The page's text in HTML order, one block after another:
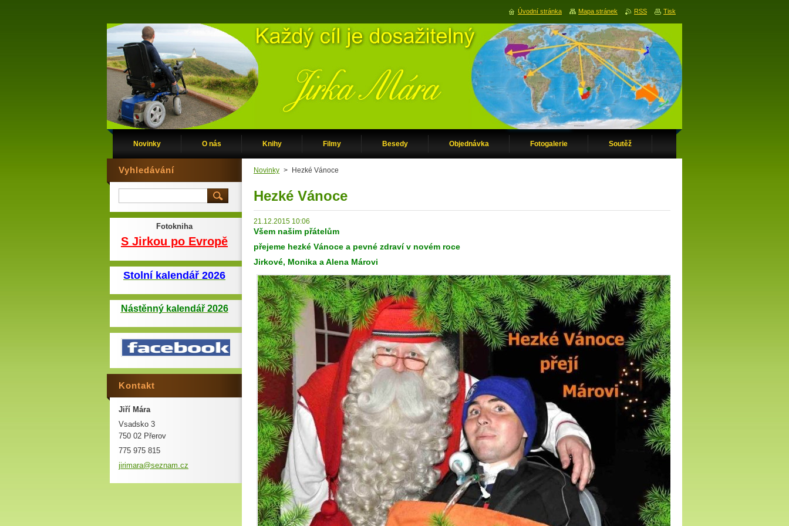
Novinky O nás Knihy Filmy Besedy Objednávka Fotogalerie Soutěž
Novinky > Hezké Vánoce
Hezké Vánoce
21.12.2015 10:06
Všem našim přátelům
přejeme hezké Vánoce a pevné zdraví v novém roce
Jirkové, Monika a Alena Márovi
Vyhledávání
Fotokniha
S Jirkou po Evropě
Stolní kalendář 2026
Nástěnný kalendář 2026
Kontakt
Jiří Mára
Vsadsko 3
750 02 Přerov
775 975 815
jirimara@seznam.cz
Úvodní stránka Mapa stránek RSS Tisk